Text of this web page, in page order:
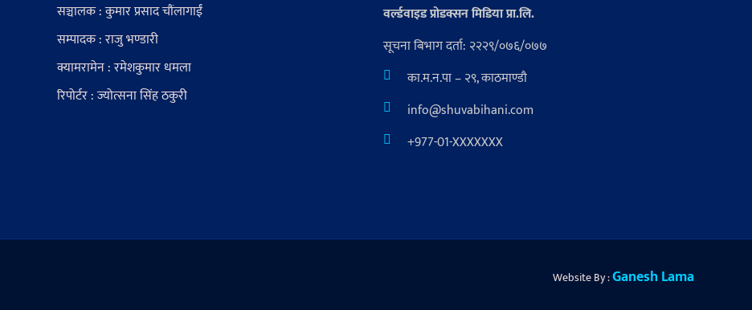
सञ्चालक : कुमार प्रसाद चौंलागाईं
सम्पादक : राजु भण्डारी
क्यामरामेन : रमेशकुमार धमला
रिपोर्टर : ज्योत्सना सिंह ठकुरी
वर्ल्डवाइड प्रोडक्सन मिडिया प्रा.लि.
सूचना बिभाग दर्ता: २२२९/०७६/०७७
का.म.न.पा – २९, काठमाण्डौ
info@shuvabihani.com
+977-01-XXXXXXX
Website By :Ganesh Lama